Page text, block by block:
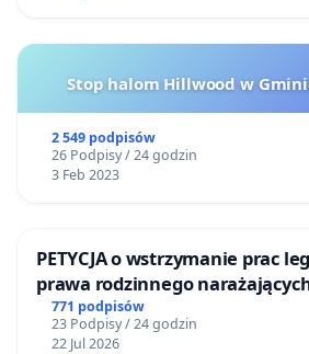
Stop halom Hillwood w
2 549 podpisów
26 Podpisy / 24 godzin
3 Feb 2023
PETYCJA o wstrzymanie prac
prawa rodzinnego
771 podpisów
23 Podpisy / 24 godzin
22 Jul 2026